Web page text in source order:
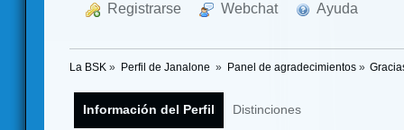
Registrarse Webchat Ayuda
La BSK » Perfil de Janalone » Panel de agradecimientos»
Información del Perfil Distinciones